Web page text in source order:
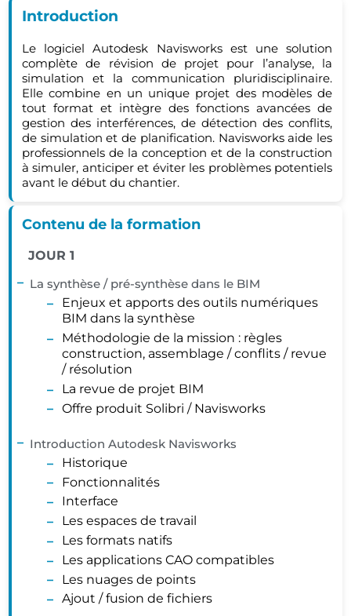
Introduction
Le logiciel Autodesk Navisworks est une solution
complète de révision de projet pour l’analyse, la
simulation et la communication pluridisciplinaire.
Elle combine en un unique projet des modèles de
tout format et intègre des fonctions avancées de
gestion des interférences, de détection des conflits,
de simulation et de planification. Navisworks aide les
professionnels de la conception et de la construction
à simuler, anticiper et éviter les problèmes potentiels
avant le début du chantier.
Contenu de la formation
JOUR 1
La synthèse / pré-synthèse dans le BIM
Enjeux et apports des outils numériques
BIM dans la synthèse
Méthodologie de la mission : règles
construction, assemblage / conflits / revue
/ résolution
La revue de projet BIM
Offre produit Solibri / Navisworks
Introduction Autodesk Navisworks
Historique
Fonctionnalités
Interface
Les espaces de travail
Les formats natifs
Les applications CAO compatibles
Les nuages de points
Ajout / fusion de fichiers